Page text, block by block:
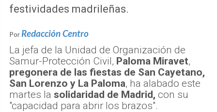
festividades madrileñas.
Por Redacción Centro
La jefa de la Unidad de Organización de
Samur-Protección Civil, Paloma Miravet,
pregonera de las fiestas de San Cayetano,
San Lorenzo y La Paloma, ha alabado este
martes la solidaridad de Madrid, con su
"capacidad para abrir los brazos".